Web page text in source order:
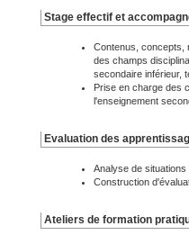
Stage effectif et
Contenus, concepts,
des champs
secondaire inférieur,
Prise en charge des
l'enseignement
Evaluation des
Analyse de situations
Construction
Ateliers de formation